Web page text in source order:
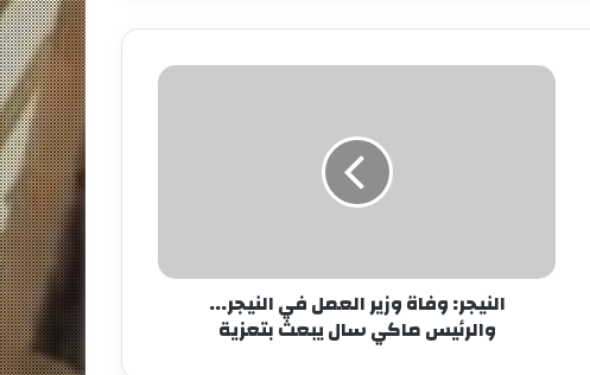
النيجر: وفاة وزير العمل في النيجر...
والرئيس ماكي سال يبعث بتعزية